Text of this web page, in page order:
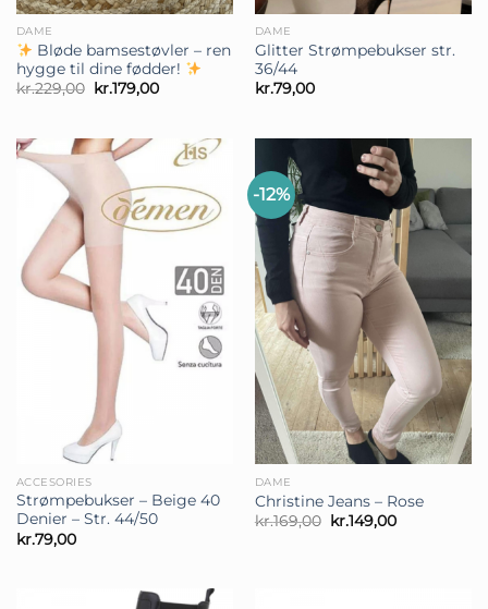
DAME
Bløde bamsestøvler – ren
hygge til dine fødder!
kr.229,00 Den
oprindelige
kr.229,00.
kr.179,00Den
kr.179,00.
DAME
Glitter Strømpebukser str.
36/44
kr.79,00
ACCESORIES
Strømpebukser – Beige 40
Denier – Str. 44/50
kr.79,00
-12%
DAME
Christine Jeans – Rose
kr.169,00 Den
oprindelige
kr.149,00Den